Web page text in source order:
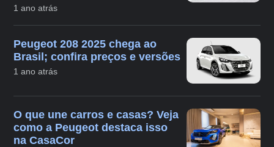
1 ano atrás
Peugeot 208 2025 chega ao
Brasil; confira preços e versões
1 ano atrás
O que une carros e casas? Veja
como a Peugeot destaca isso
na CasaCor